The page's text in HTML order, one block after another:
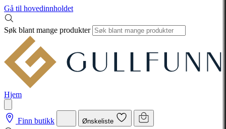
Gå til hovedinnholdet
Søk blant mange produkter
Hjem
Finn butikk Ønskeliste